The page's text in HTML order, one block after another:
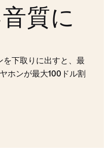
質に
を下取りに出すと、最
ホンが最大100ドル割